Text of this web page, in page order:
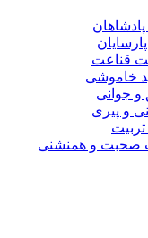
قناعت
خاموشى
جوانى
و پیرى
صحبت و همنشنى